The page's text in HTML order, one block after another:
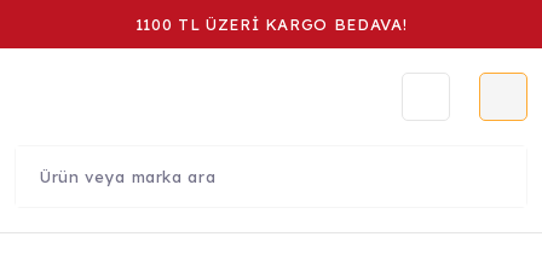
1100 TL ÜZERİ KARGO BEDAVA!